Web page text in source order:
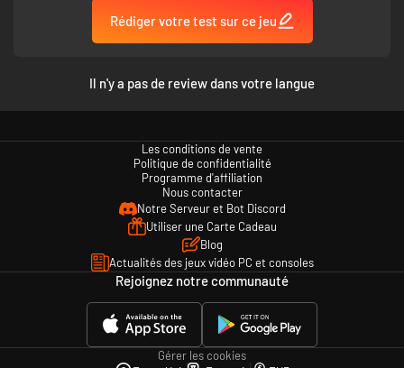
Un environnement interactif.
Évoluez librement au sein d'un
environnement destructible et utilisez les objets dans le monde pour en
tirer un avantage stratégique.
D'innombrables scénarios de bataille.Chaque champ de bataille est
différent des autres, garantissant une situation de combat unique à
Mode Escarmouche.Créez des champs de bataille uniques et défiez
d'autres joueurs en ligne pour atteindre le sommet des classements.
Combattez une horde d'ennemis ininterrompue, où
vague après vague d'ogres et leurs sbires vous attaquent sans relâche.
Rédiger votre test sur ce jeu
Il n'y a pas de review dans votre langue
Les conditions de vente
Politique de confidentialité
Programme d'affiliation
Nous contacter
Notre Serveur et Bot Discord
Utiliser une Carte Cadeau
Blog
Actualités des jeux vidéo PC et consoles
Rejoignez notre communauté
Gérer les cookies